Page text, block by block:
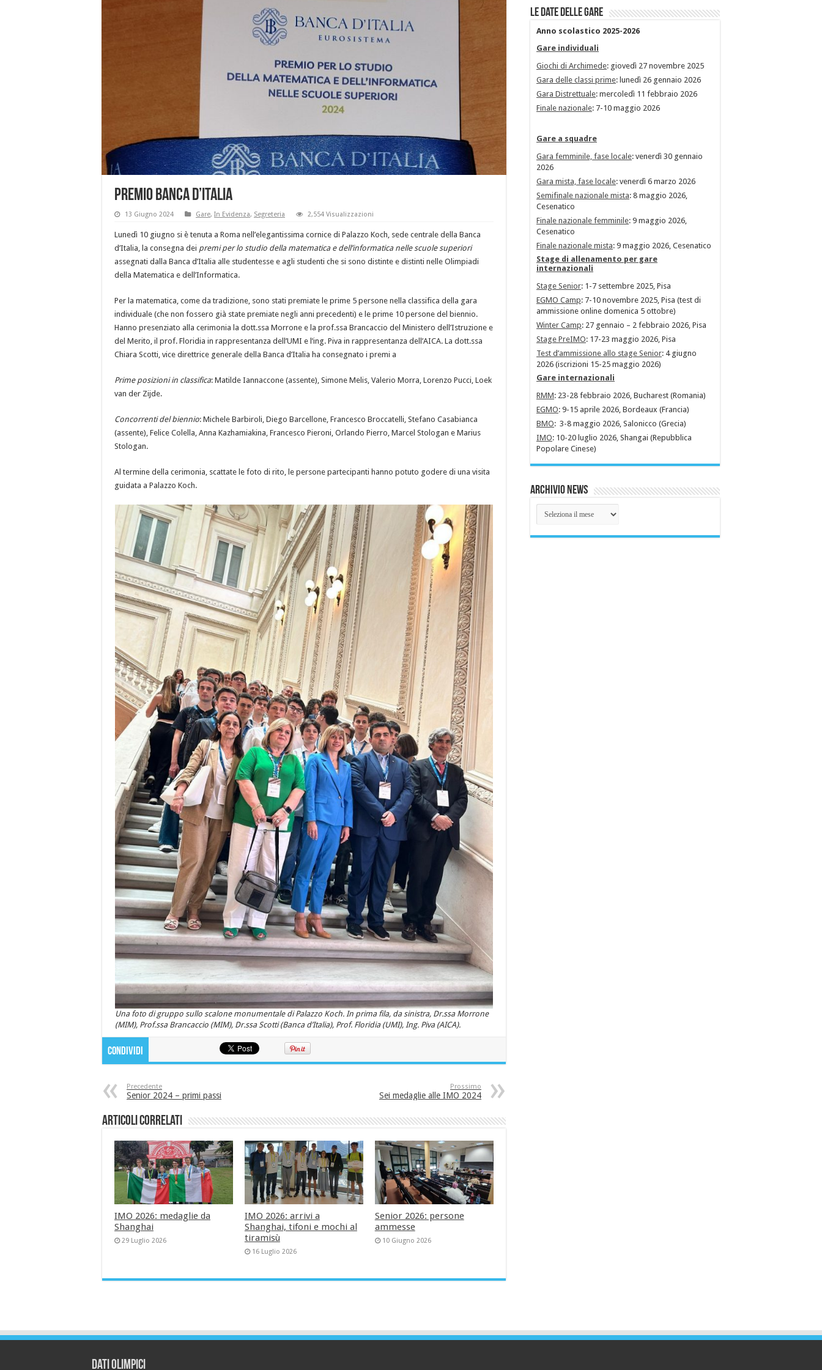
Premio Banca d’Italia
13 Giugno 2024 Gare, In Evidenza, Segreteria 2,554 Visualizzazioni
Lunedì 10 giugno si è tenuta a Roma nell’elegantissima cornice di Palazzo Koch, sede centrale della Banca
d’Italia, la consegna dei premi per lo studio della matematica e dell’informatica nelle scuole superiori
assegnati dalla Banca d’Italia alle studentesse e agli studenti che si sono distinte e distinti nelle Olimpiadi
della Matematica e dell’Informatica.
Per la matematica, come da tradizione, sono stati premiate le prime 5 persone nella classifica della gara
individuale (che non fossero già state premiate negli anni precedenti) e le prime 10 persone del biennio.
Hanno presenziato alla cerimonia la dott.ssa Morrone e la prof.ssa Brancaccio del Ministero dell’Istruzione e
del Merito, il prof. Floridia in rappresentanza dell’UMI e l’ing. Piva in rappresentanza dell’AICA. La dott.ssa
Chiara Scotti, vice direttrice generale della Banca d’Italia ha consegnato i premi a
Prime posizioni in classifica: Matilde Iannaccone (assente), Simone Melis, Valerio Morra, Lorenzo Pucci, Loek
van der Zijde.
Concorrenti del biennio: Michele Barbiroli, Diego Barcellone, Francesco Broccatelli, Stefano Casabianca
(assente), Felice Colella, Anna Kazhamiakina, Francesco Pieroni, Orlando Pierro, Marcel Stologan e Marius
Stologan.
Al termine della cerimonia, scattate le foto di rito, le persone partecipanti hanno potuto godere di una visita
guidata a Palazzo Koch.
Una foto di gruppo sullo scalone monumentale di Palazzo Koch. In prima fila, da sinistra, Dr.ssa Morrone
(MIM), Prof.ssa Brancaccio (MIM), Dr.ssa Scotti (Banca d’Italia), Prof. Floridia (UMI), Ing. Piva (AICA).
Condividi
Precedente
Senior 2024 – primi passi
Prossimo
Sei medaglie alle IMO 2024
Articoli correlati
IMO 2026: medaglie da
Shanghai
29 Luglio 2026
IMO 2026: arrivi a
Shanghai, tifoni e mochi al
tiramisù
16 Luglio 2026
Senior 2026: persone
ammesse
10 Giugno 2026
Le date delle gare
Anno scolastico 2025-2026
Gare individuali
Giochi di Archimede: giovedì 27 novembre 2025
Gara delle classi prime: lunedì 26 gennaio 2026
Gara Distrettuale: mercoledì 11 febbraio 2026
Finale nazionale: 7-10 maggio 2026
Gare a squadre
Gara femminile, fase locale: venerdì 30 gennaio
2026
Gara mista, fase locale: venerdì 6 marzo 2026
Semifinale nazionale mista: 8 maggio 2026,
Cesenatico
Finale nazionale femminile: 9 maggio 2026,
Cesenatico
Finale nazionale mista: 9 maggio 2026, Cesenatico
Stage di allenamento per gare
internazionali
Stage Senior: 1-7 settembre 2025, Pisa
EGMO Camp: 7-10 novembre 2025, Pisa (test di
ammissione online domenica 5 ottobre)
Winter Camp: 27 gennaio – 2 febbraio 2026, Pisa
Stage PreIMO: 17-23 maggio 2026, Pisa
Test d’ammissione allo stage Senior: 4 giugno
2026 (iscrizioni 15-25 maggio 2026)
Gare internazionali
RMM: 23-28 febbraio 2026, Bucharest (Romania)
EGMO: 9-15 aprile 2026, Bordeaux (Francia)
BMO: 3-8 maggio 2026, Salonicco (Grecia)
IMO: 10-20 luglio 2026, Shangai (Repubblica
Popolare Cinese)
Archivio News
Archivio
News
Dati Olimpici